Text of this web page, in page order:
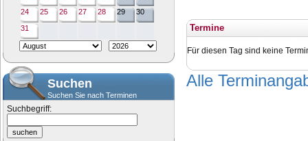
24
25 26 27 28 29
30
31
Suchen
Suchen Sie nach Terminen
Suchbegriff:
Termine
Für diesen Tag sind keine
Alle